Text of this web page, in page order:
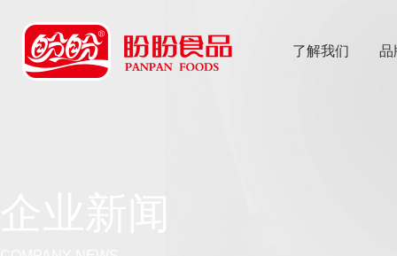
了解我们 品